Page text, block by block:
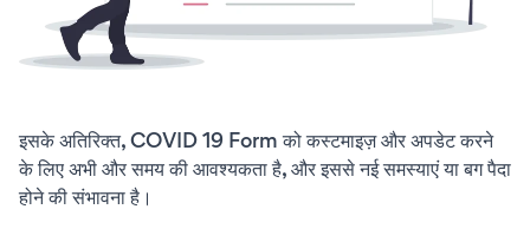
इसके अतिरिक्त, COVID 19 Form को कस्टमाइज़ और अपडेट करने
के लिए अभी और समय की आवश्यकता है, और इससे नई समस्याएं या बग पैदा
होने की संभावना है।